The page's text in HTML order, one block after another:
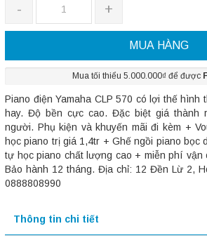
- +
MUA HÀNG
Mua tối thiểu 5.000.000₫ để được
Piano điện Yamaha CLP 570 có lợi thế hình
hay. Độ bền cực cao. Đặc biệt giá thành
người. Phụ kiện và khuyến mãi đi kèm +
học piano trị giá 1,4tr + Ghế ngồi piano bọc
tự học piano chất lượng cao + miễn phí vận
Bảo hành 12 tháng. Địa chỉ: 12 Đền Lừ 2,
0888808990
Thông tin chi tiết